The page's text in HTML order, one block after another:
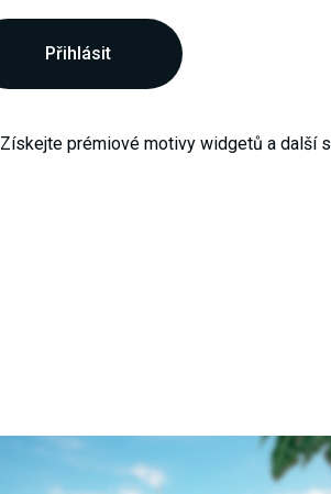
Přihlásit
Získejte prémiové motivy widgetů a další s